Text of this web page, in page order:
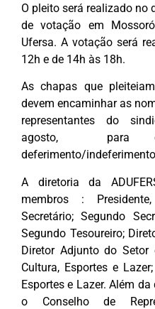
O pleito será realizado no
de votação em
Ufersa. A votação será
12h e de 14h às 18h.
As chapas que
devem encaminhar as
representantes do
agosto, para
deferimento/
A diretoria da
membros : Presidente,
Secretário; Segundo
Segundo Tesoureiro;
Diretor Adjunto do Setor
Cultura, Esportes e
Esportes e Lazer. Além
o Conselho de